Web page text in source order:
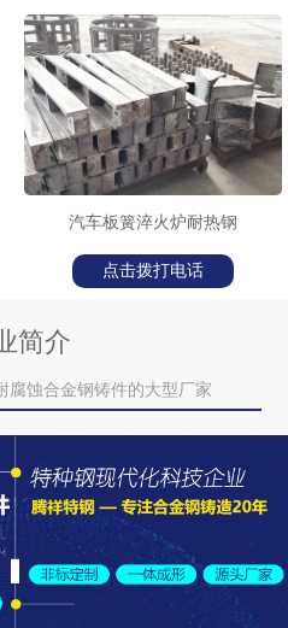
汽车板簧淬火炉耐热钢
点击拨打电话
简介
腐蚀合金钢铸件的大型厂家